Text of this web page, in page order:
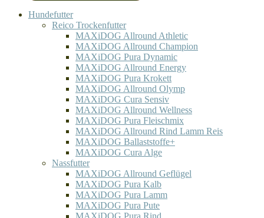
Hundefutter
Reico Trockenfutter
MAXiDOG Allround Athletic
MAXiDOG Allround Champion
MAXiDOG Pura Dynamic
MAXiDOG Allround Energy
MAXiDOG Pura Krokett
MAXiDOG Allround Olymp
MAXiDOG Cura Sensiv
MAXiDOG Allround Wellness
MAXiDOG Pura Fleischmix
MAXiDOG Allround Rind Lamm Reis
MAXiDOG Ballaststoffe+
MAXiDOG Cura Alge
Nassfutter
MAXiDOG Allround Geflügel
MAXiDOG Pura Kalb
MAXiDOG Pura Lamm
MAXiDOG Pura Pute
MAXiDOG Pura Rind